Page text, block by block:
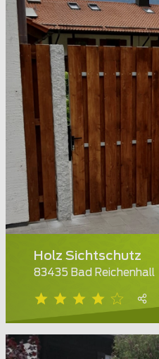
Holz Sichtschutz
83435 Bad Reichenhall